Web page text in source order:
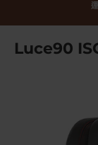
Luce90